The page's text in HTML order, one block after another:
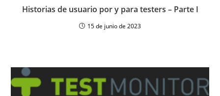
Historias de usuario por y para testers – Parte I
15 de junio de 2023